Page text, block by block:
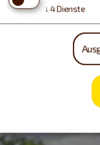
↓ 4Dienste